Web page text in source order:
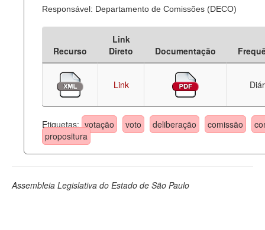
Responsável: Departamento de Comissões (DECO)
Recurso
Link
Direto
Documentação
Link
Etiquetas: votação voto deliberação comissão
propositura
Assembleia Legislativa do Estado de São Paulo